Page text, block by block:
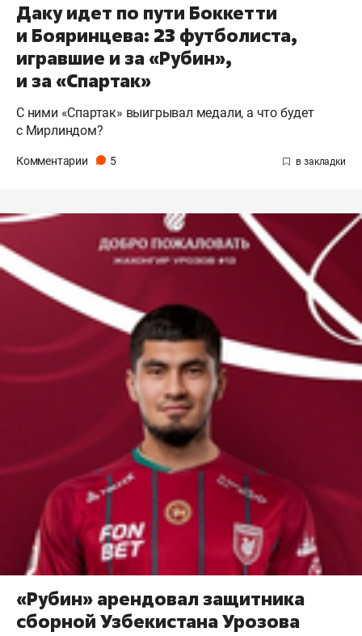
Даку идет по пути Боккетти
и Бояринцева: 23 футболиста,
игравшие и за «Рубин»,
и за «Спартак»
С ними «Спартак» выигрывал медали, а что будет
с Мирлиндом?
Комментарии 5
«Рубин» арендовал защитника
сборной Узбекистана Урозова